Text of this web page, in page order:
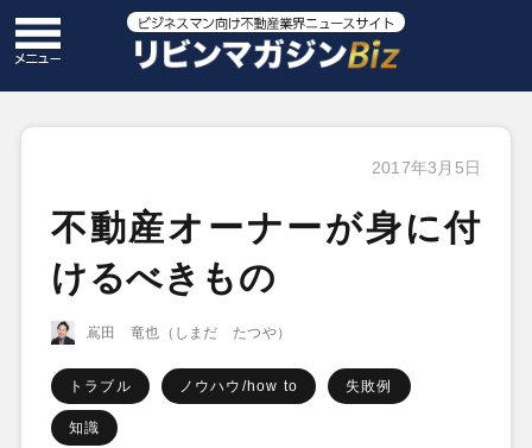
2017年3月5日
不動産オーナーが身に付
けるべきもの
嶌田 竜也（しまだ たつや）
トラブル ノウハウ/how to 失敗例
知識